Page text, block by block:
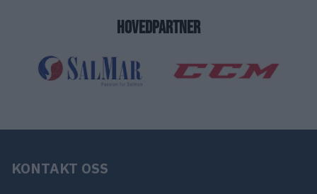
HOVEDPARTNER
KONTAKT OSS